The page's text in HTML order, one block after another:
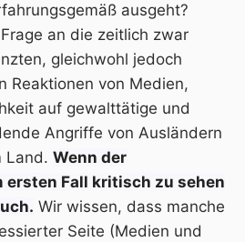
ausgeht?
an die zeitlich zwar
gleichwohl jedoch
Reaktionen von Medien,
auf gewalttätige und
Angriffe von Ausländern
Land. Wenn der
ersten Fall kritisch zu sehen
Wir wissen, dass manche
Seite (Medien und